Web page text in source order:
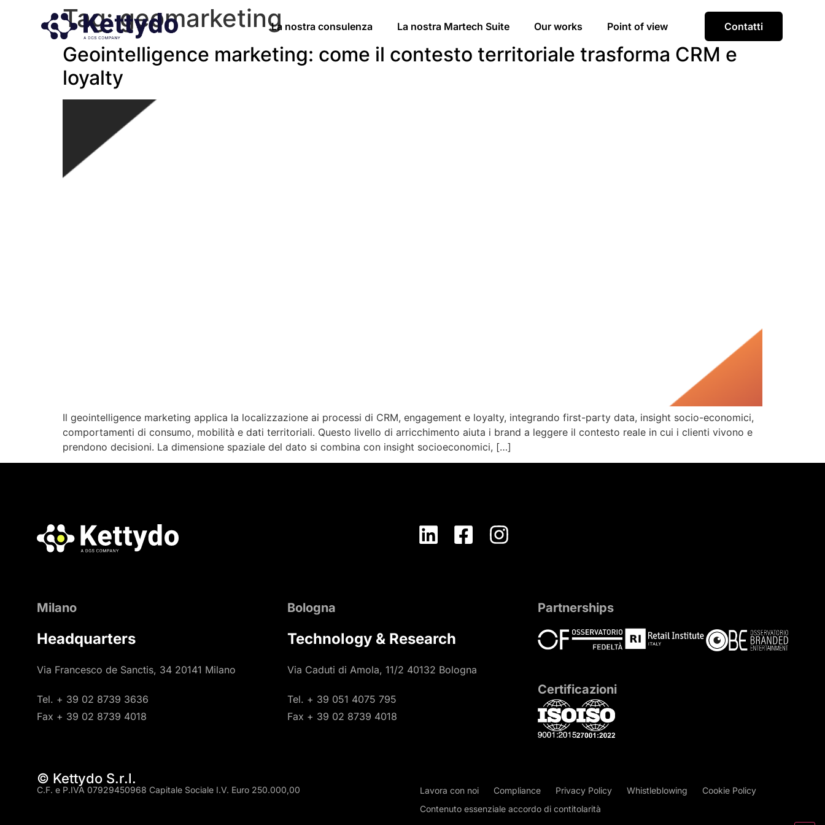
La nostra consulenza La nostra Martech Suite Our works Point of view Contatti
Tag:geomarketing
Geointelligence marketing: come il contesto territoriale trasforma CRM e
loyalty
Il geointelligence marketing applica la localizzazione ai processi di CRM, engagement e loyalty, integrando first-party data, insight socio-economici,
comportamenti di consumo, mobilità e dati territoriali. Questo livello di arricchimento aiuta i brand a leggere il contesto reale in cui i clienti vivono e
prendono decisioni. La dimensione spaziale del dato si combina con insight socioeconomici, […]
Milano
Headquarters
Via Francesco de Sanctis, 34 20141 Milano
Tel. + 39 02 8739 3636
Fax + 39 02 8739 4018
Bologna
Technology & Research
Via Caduti di Amola, 11/2 40132 Bologna
Tel. + 39 051 4075 795
Fax + 39 02 8739 4018
Partnerships
Certificazioni
© Kettydo S.r.l.
C.F. e P.IVA 07929450968 Capitale Sociale I.V. Euro 250.000,00 Lavora con noi Compliance Privacy Policy Whistleblowing
Cookie Policy
Contenuto essenziale accordo di contitolarità